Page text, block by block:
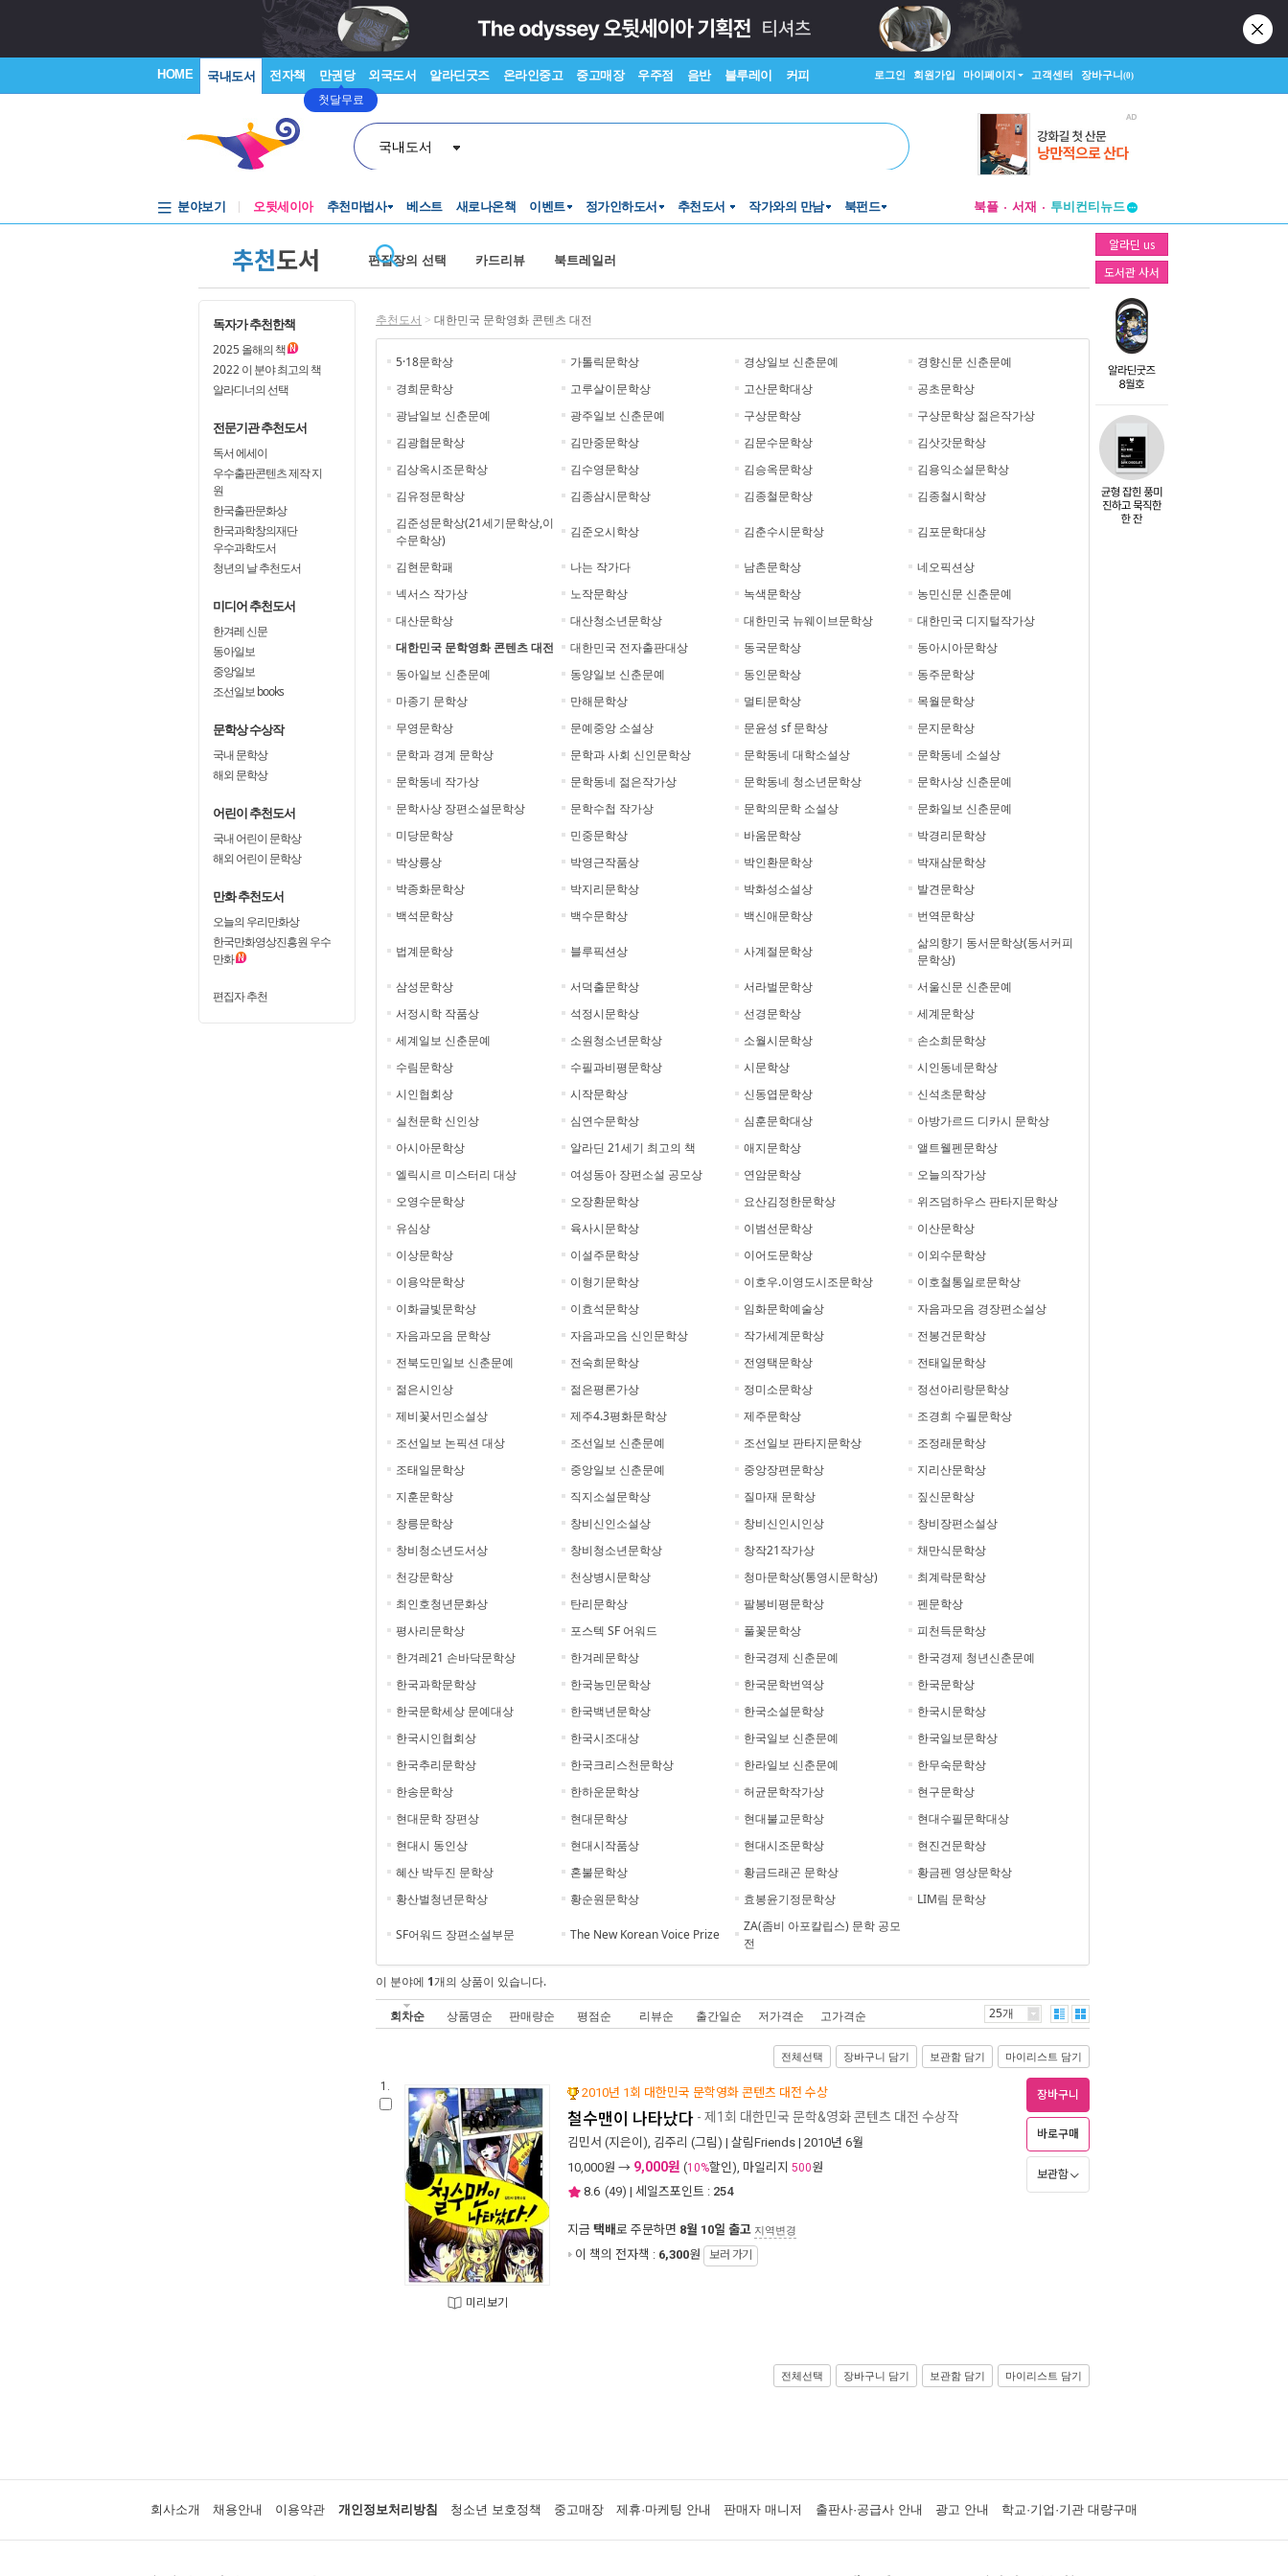
HOME 국내도서 전자책 만권당
첫달무료
외국도서 알라딘굿즈 온라인중고 중고매장 우주점 음반 블루레이 커피 로그인 회원가입 마이페이지 고객센터 장바구니(0)
국내도서
분야보기 오뒷세이아 추천마법사 베스트 새로나온책 이벤트 정가인하도서 추천도서 작가와의 만남 북펀드 북플 서재
투비컨티뉴드
창작플랫폼
투비컨티뉴드
알라딘 us
도서관 사서
추천도서 편집장의 선택 카드리뷰 북트레일러
독자가 추천한책
2025올해의 책
2022이 분야 최고의 책
알라디너의 선택
전문기관 추천도서
독서 에세이
우수출판콘텐츠 제작 지
원
한국출판문화상
한국과학창의재단
우수과학도서
청년의 날 추천도서
미디어 추천도서
한겨레 신문
동아일보
중앙일보
조선일보 books
문학상 수상작
국내 문학상
해외 문학상
어린이 추천도서
국내 어린이 문학상
해외 어린이 문학상
만화 추천도서
오늘의 우리만화상
한국만화영상진흥원 우수
만화
편집자 추천
추천도서 > 대한민국 문학영화 콘텐츠 대전
5·18문학상 가톨릭문학상 경상일보 신춘문예
경향신문 신춘문예
경희문학상
고루살이문학상 고산문학대상
공초문학상
광남일보 신춘문예
광주일보 신춘문예 구상문학상
구상문학상 젊은작가상
김광협문학상
김만중문학상 김문수문학상
김삿갓문학상
김상옥시조문학상
김수영문학상 김승옥문학상
김용익소설문학상
김유정문학상
김종삼시문학상 김종철문학상
김종철시학상
김준성문학상(21세기문학상,이
수문학상)
김준오시학상 김춘수시문학상 김포문학대상
김현문학패 나는 작가다 남촌문학상
네오픽션상
넥서스 작가상
노작문학상 녹색문학상
농민신문 신춘문예
대산문학상
대산청소년문학상 대한민국 뉴웨이브문학상
대한민국 디지털작가상
대한민국 문학영화 콘텐츠 대전
대한민국 전자출판대상 동국문학상
동아시아문학상
동아일보 신춘문예
동양일보 신춘문예 동인문학상
동주문학상
마종기 문학상
만해문학상 멀티문학상
목월문학상
무영문학상
문예중앙 소설상 문윤성 sf 문학상
문지문학상
문학과 경계 문학상
문학과 사회 신인문학상 문학동네 대학소설상
문학동네 소설상
문학동네 작가상
문학동네 젊은작가상 문학동네 청소년문학상
문학사상 신춘문예
문학사상 장편소설문학상
문학수첩 작가상 문학의문학 소설상
문화일보 신춘문예
미당문학상
민중문학상 바움문학상
박경리문학상
박상륭상
박영근작품상 박인환문학상
박재삼문학상
박종화문학상
박지리문학상 박화성소설상
발견문학상
백석문학상
백수문학상 백신애문학상 번역문학상
법계문학상 블루픽션상 사계절문학상
삶의향기 동서문학상(동서커피
문학상)
삼성문학상
서덕출문학상 서라벌문학상
서울신문 신춘문예
서정시학 작품상
석정시문학상 선경문학상
세계문학상
세계일보 신춘문예
소원청소년문학상 소월시문학상
손소희문학상
수림문학상
수필과비평문학상 시문학상
시인동네문학상
시인협회상
시작문학상 신동엽문학상
신석초문학상
실천문학 신인상
심연수문학상 심훈문학대상
아방가르드 디카시 문학상
아시아문학상
알라딘 21세기 최고의 책 애지문학상
앨트웰펜문학상
엘릭시르 미스터리 대상
여성동아 장편소설 공모상 연암문학상
오늘의작가상
오영수문학상
오장환문학상 요산김정한문학상
위즈덤하우스 판타지문학상
유심상
육사시문학상 이범선문학상
이산문학상
이상문학상
이설주문학상 이어도문학상
이외수문학상
이용악문학상
이형기문학상 이호우.이영도시조문학상
이호철통일로문학상
이화글빛문학상
이효석문학상 임화문학예술상
자음과모음 경장편소설상
자음과모음 문학상
자음과모음 신인문학상 작가세계문학상
전봉건문학상
전북도민일보 신춘문예
전숙희문학상 전영택문학상
전태일문학상
젊은시인상
젊은평론가상 정미소문학상
정선아리랑문학상
제비꽃서민소설상
제주4.3평화문학상 제주문학상
조경희 수필문학상
조선일보 논픽션 대상
조선일보 신춘문예 조선일보 판타지문학상
조정래문학상
조태일문학상
중앙일보 신춘문예 중앙장편문학상
지리산문학상
지훈문학상
직지소설문학상 질마재 문학상
짚신문학상
창릉문학상
창비신인소설상 창비신인시인상
창비장편소설상
창비청소년도서상
창비청소년문학상 창작21작가상
채만식문학상
천강문학상
천상병시문학상 청마문학상(통영시문학상)
최계락문학상
최인호청년문화상
탄리문학상 팔봉비평문학상
펜문학상
평사리문학상
포스텍 SF 어워드 풀꽃문학상
피천득문학상
한겨레21 손바닥문학상
한겨레문학상 한국경제 신춘문예
한국경제 청년신춘문예
한국과학문학상
한국농민문학상 한국문학번역상
한국문학상
한국문학세상 문예대상
한국백년문학상 한국소설문학상
한국시문학상
한국시인협회상
한국시조대상 한국일보 신춘문예
한국일보문학상
한국추리문학상
한국크리스천문학상 한라일보 신춘문예
한무숙문학상
한송문학상
한하운문학상 허균문학작가상
현구문학상
현대문학 장편상
현대문학상 현대불교문학상
현대수필문학대상
현대시 동인상
현대시작품상 현대시조문학상
현진건문학상
혜산 박두진 문학상
혼불문학상 황금드래곤 문학상
황금펜 영상문학상
황산벌청년문학상
황순원문학상 효봉윤기정문학상 LIM림 문학상
SF어워드 장편소설부문 The New Korean Voice Prize
ZA(좀비 아포칼립스) 문학 공모
전
이 분야에 1개의 상품이 있습니다.
회차순 상품명순 판매량순 평점순 리뷰순 출간일순 저가격순 고가격순 25개
전체선택 장바구니 담기 보관함 담기 마이리스트 담기
1.
미리보기
2010년 1회 대한민국 문학영화 콘텐츠 대전 수상
철수맨이 나타났다 - 제1회 대한민국 문학&영화 콘텐츠 대전 수상작
김민서 (지은이), 김주리 (그림) | 살림Friends | 2010년 6월
10,000원 → 9,000원 (10%할인), 마일리지 500원
8.6 (49) | 세일즈포인트 : 254
지금 택배로 주문하면 8월 10일 출고 지역변경
이 책의 전자책 : 6,300원 보러 가기
장바구니
바로구매
보관함
전체선택 장바구니 담기 보관함 담기 마이리스트 담기
회사소개 채용안내 이용약관 개인정보처리방침 청소년 보호정책 중고매장 제휴·마케팅 안내 판매자 매니저 출판사·공급사 안내 광고 안내 학교·기업·기관 대량구매